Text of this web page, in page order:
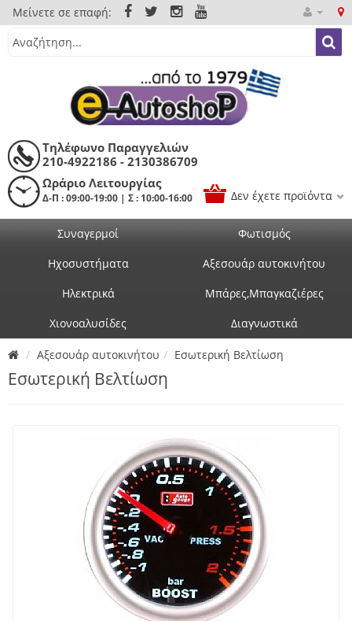
Μείνετε σε επαφή:
Τηλέφωνο Παραγγελιών
210-4922186 - 2130386709
Ωράριο Λειτουργίας
Δ-Π : 09:00-19:00 | Σ : 10:00-16:00 Δεν έχετε προϊόντα
Συναγερμοί
Φωτισμός
Ηχοσυστήματα
Αξεσουάρ αυτοκινήτου
Ηλεκτρικά
Μπάρες,Μπαγκαζιέρες
Χιονοαλυσίδες
Διαγνωστικά
Αξεσουάρ αυτοκινήτου Εσωτερική Βελτίωση
Εσωτερική Βελτίωση